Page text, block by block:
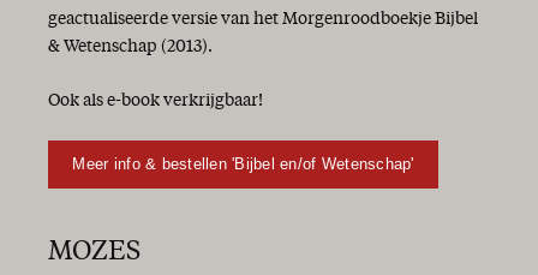
Lang leven voor Jan en alleman
Een nieuw seizoen!
Op weg naar Gods toekomst
Overvloedige genade!
Het is gewoon herfst...
Heil en zegen
geactualiseerde versie van het Morgenroodboekje Bijbel
& Wetenschap (2013).
Ook als e-book verkrijgbaar!
Meer info & bestellen 'Bijbel en/of Wetenschap'
MOZES